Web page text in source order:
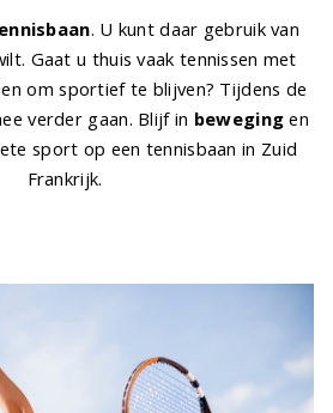
. U kunt daar gebruik van
Gaat u thuis vaak tennissen met
om sportief te blijven? Tijdens de
verder gaan. Blijf in beweging en
sport op een tennisbaan in Zuid
Frankrijk.